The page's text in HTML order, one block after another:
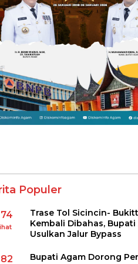
Populer
Trase Tol Sicincin-
Kembali Dibahas, Bupati
Usulkan Jalur Bypass
Bupati Agam Dorong